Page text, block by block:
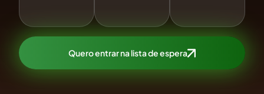
Quero entrar na lista de espera